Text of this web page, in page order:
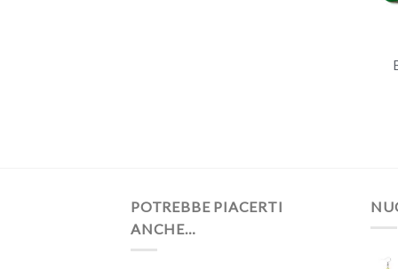
POTREBBE PIACERTI
ANCHE…